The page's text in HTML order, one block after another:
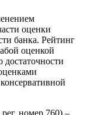
оценки
банка. Рейтинг
оценкой